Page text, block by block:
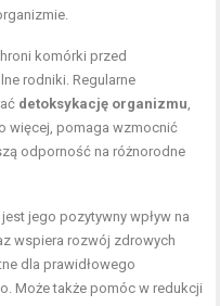
komórki przed
rodniki. Regularne
detoksykację organizmu
więcej, pomaga wzmocnić
odporność na różnorodne
jego pozytywny wpływ na
wspiera rozwój zdrowych
dla prawidłowego
Może także pomóc w redukcji